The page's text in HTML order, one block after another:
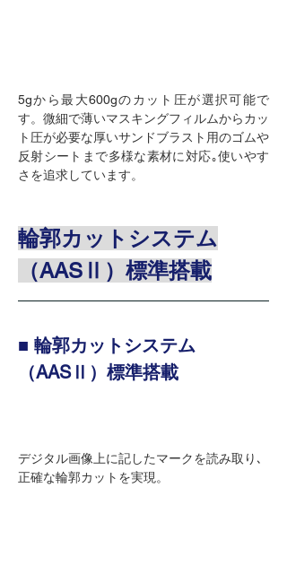
5gから最大600gのカット圧が選択可能で
す。微細で薄いマスキングフィルムからカッ
ト圧が必要な厚いサンドブラスト用のゴムや
反射シートまで多様な素材に対応｡使いやす
さを追求しています。
輪郭カットシステム
（AASⅡ）標準搭載
■ 輪郭カットシステム
（AASⅡ）標準搭載
デジタル画像上に記したマークを読み取り､
正確な輪郭カットを実現。